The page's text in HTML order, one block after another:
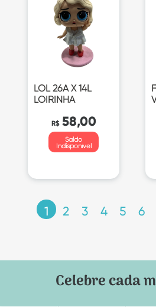
LOL 26A X 14L
LOIRINHA
R$ 58,00
Saldo
Indisponível
1 2 3 4 5 6
Celebre cada